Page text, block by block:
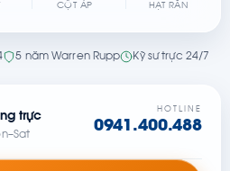
CỘT ÁP HẠT RẮN
5 năm Warren Rupp Kỹ sư trực 24/7
trực
HOTLINE
0941.400.488